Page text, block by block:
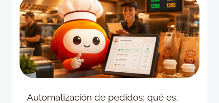
Automatización de pedidos: qué es,